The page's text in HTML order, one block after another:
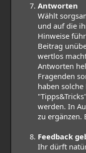
Antworten
Wählt
und auf die
Hinweise
Beitrag
wertlos
Antworten
Fragenden
haben
werden. In
zu ergänzen.
Feedback
Ihr dürft